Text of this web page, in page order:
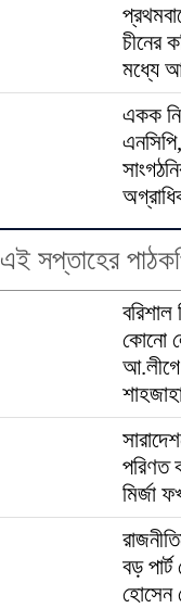
চীনের
মধ্যে
একক
এই সপ্তাহের
বরিশাল
কোনো
পরিণত
মির্জা
বড়
হোসেন